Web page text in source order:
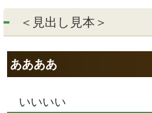
＜見出し見本＞
ああああ
いいいい